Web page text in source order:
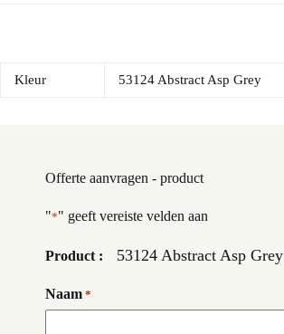
Kleur 53124 Abstract Asp Grey
Offerte aanvragen - product
"*" geeft vereiste velden aan
Product : 53124 Abstract Asp Grey
Naam *